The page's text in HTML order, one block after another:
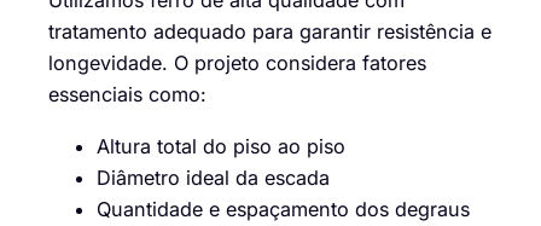
tratamento adequado para garantir resistência e
longevidade. O projeto considera fatores
essenciais como:
Altura total do piso ao piso
Diâmetro ideal da escada
Quantidade e espaçamento dos degraus